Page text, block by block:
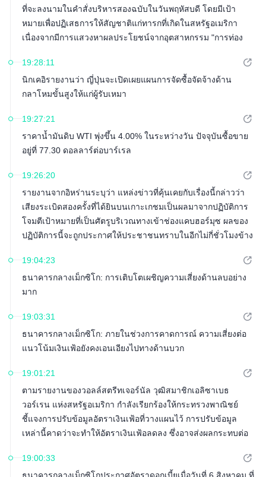
ที่จะลงนามในคำสั่งบริหารสองฉบับในวันพฤหัสบดี โดยมีเป้า
หมายเพื่อปฏิเสธการให้สัญชาติแก่ทารกที่เกิดในสหรัฐอเมริกา
เนื่องจากมีการแสวงหาผลประโยชน์จากอุตสาหกรรม "การท่อง
19:28:11
นิกเคอิรายงานว่า ญี่ปุ่นจะเปิดเผยแผนการจัดซื้อจัดจ้างด้าน
กลาโหมขั้นสูงให้แก่ผู้รับเหมา
19:27:21
ราคาน้ำมันดิบ WTI พุ่งขึ้น 4.00% ในระหว่างวัน ปัจจุบันซื้อขาย
อยู่ที่ 77.30 ดอลลาร์ต่อบาร์เรล
19:26:20
รายงานจากอิหร่านระบุว่า แหล่งข่าวที่คุ้นเคยกับเรื่องนี้กล่าวว่า
เสียงระเบิดสองครั้งที่ได้ยินบนเกาะเกชมเป็นผลมาจากปฏิบัติการ
โจมตีเป้าหมายที่เป็นศัตรูบริเวณทางเข้าช่องแคบฮอร์มุซ ผลของ
ปฏิบัติการนี้จะถูกประกาศให้ประชาชนทราบในอีกไม่กี่ชั่วโมงข้าง
19:04:23
ธนาคารกลางเม็กซิโก: การเติบโตเผชิญความเสี่ยงด้านลบอย่าง
มาก
19:03:31
ธนาคารกลางเม็กซิโก: ภายในช่วงการคาดการณ์ ความเสี่ยงต่อ
แนวโน้มเงินเฟ้อยังคงเอนเอียงไปทางด้านบวก
19:01:21
ตามรายงานของวอลล์สตรีทเจอร์นัล วุฒิสมาชิกเอลิซาเบธ
วอร์เรน แห่งสหรัฐอเมริกา กำลังเรียกร้องให้กระทรวงพาณิชย์
ชี้แจงการปรับข้อมูลอัตราเงินเฟ้อที่วางแผนไว้ การปรับข้อมูล
เหล่านี้คาดว่าจะทำให้อัตราเงินเฟ้อลดลง ซึ่งอาจส่งผลกระทบต่อ
เหตุผลและกระบวนการเบื้องหลังการปรับข้อมูลต่อสาธารณชน
19:00:33